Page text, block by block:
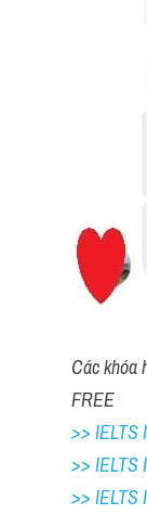
Các khóa
FREE
>> IELTS
>> IELTS
>> IELTS